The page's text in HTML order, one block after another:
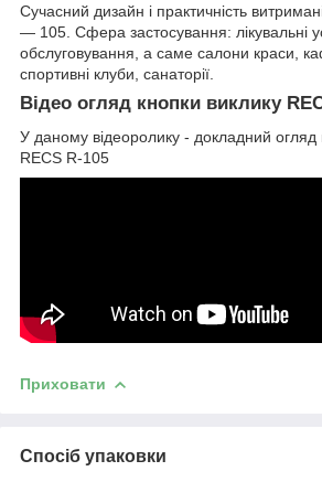
Сучасний дизайн і практичність
― 105. Сфера застосування: лікувальні
обслуговування, а саме салони краси,
спортивні клуби, санаторії.
Відео огляд кнопки виклику
У даному відеоролику - докладний огляд
RECS R-105
Приховати
Спосіб упаковки